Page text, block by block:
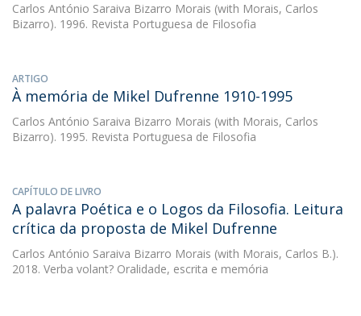
Carlos António Saraiva Bizarro Morais (with Morais, Carlos
Bizarro). 1996. Revista Portuguesa de Filosofia
ARTIGO
À memória de Mikel Dufrenne 1910-1995
Carlos António Saraiva Bizarro Morais (with Morais, Carlos
Bizarro). 1995. Revista Portuguesa de Filosofia
CAPÍTULO DE LIVRO
A palavra Poética e o Logos da Filosofia. Leitura
crítica da proposta de Mikel Dufrenne
Carlos António Saraiva Bizarro Morais (with Morais, Carlos B.).
2018. Verba volant? Oralidade, escrita e memória